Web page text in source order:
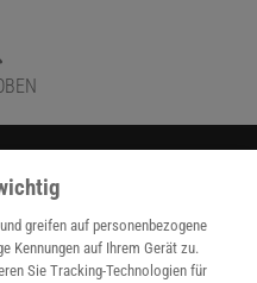
und am Kiosk:
greifen auf personenbezogene
Kennungen auf Ihrem Gerät zu.
Sie Tracking-Technologien für